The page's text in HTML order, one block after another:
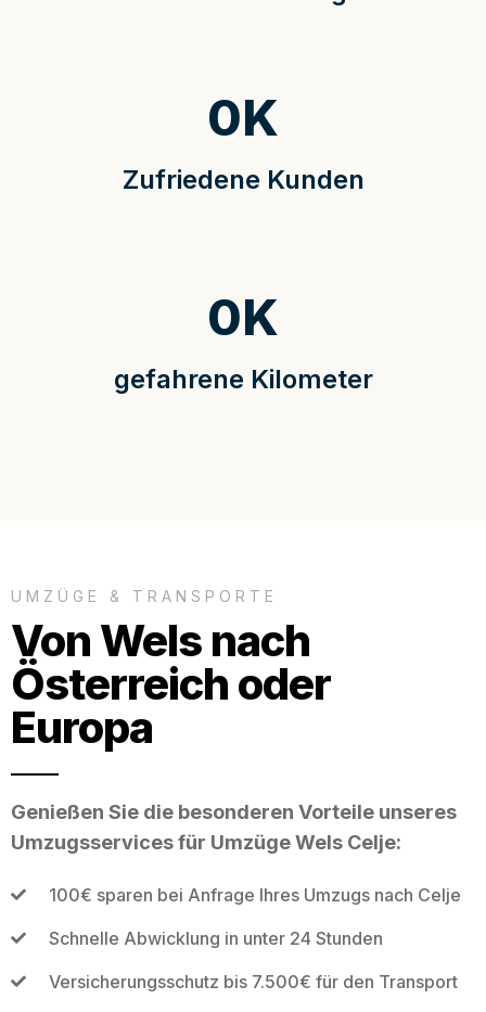
Zufriedene Kunden
0K
gefahrene Kilometer
0K
UMZÜGE & TRANSPORTE
Von Wels nach
Österreich oder
Europa
Genießen Sie die besonderen Vorteile unseres
Umzugsservices für Umzüge Wels Celje:
100€ sparen bei Anfrage Ihres Umzugs nach Celje
Schnelle Abwicklung in unter 24 Stunden
Versicherungsschutz bis 7.500€ für den Transport